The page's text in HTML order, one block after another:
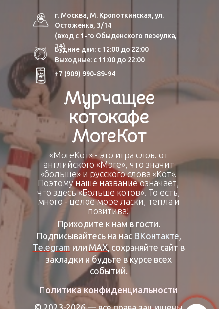
г. Москва, М. Кропоткинская, ул.
Остоженка, 3/14
(вход с 1-го Обыденского переулка,
14)
+7 (909) 990-89-94
Будние дни: с 12:00 до 22:00
Выходные: с 11:00 до 22:00
Мурчащее
котокафе
МоrеКот
«МоrеКот» - это игра слов: от
английского «More», что значит
«больше» и русского слова «Кот».
Поэтому наше название означает,
что здесь «Больше котов». То есть,
много - целое море ласки, тепла и
позитива!
Политика конфиденциальности
© 2023-2026 — все права защищены
Приходите к нам в гости.
Подписывайтесь на нас ВКонтакте
Telegram или МАХ, сохраняйте сайт в
закладки и будьте в курсе всех
событий.